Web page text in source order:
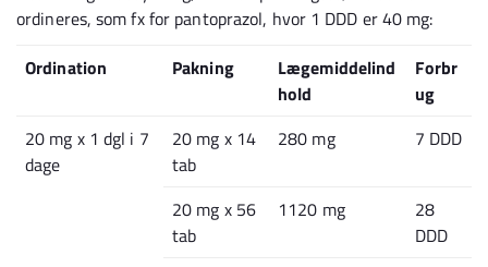
ordineres, som fx for pantoprazol, hvor 1 DDD er 40 mg:
Ordination
Pakning
Lægemiddelind
hold
Forbr
ug
20 mg x 1 dgl i 7
dage
20 mg x 14
tab
280 mg 7 DDD
20 mg x 56
tab
1120 mg
28
DDD